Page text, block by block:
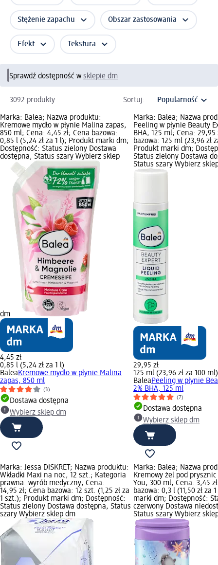
Stężenie zapachu Obszar zastosowania
Efekt Tekstura
Sprawdź dostępność w sklepie dm
3092 produkty Sortuj:
Marka: Balea; Nazwa produktu:
Kremowe mydło w płynie Malina zapas,
850 ml; Cena: 4,45 zł; Cena bazowa:
0,85 l (5,24 zł za 1 l); Produkt marki dm;
Dostępność: Status zielony Dostawa
dostępna, Status szary Wybierz sklep
dm
4,45 zł
0,85 l (5,24 zł za 1 l)
BaleaKremowe mydło w płynie Malina
zapas, 850 ml
(3)
Dostawa dostępna
Wybierz sklep dm
Marka: Balea; Nazwa
Peeling w płynie Beauty
BHA, 125 ml; Cena: 29,95
bazowa: 125 ml (23,96 zł
Produkt marki dm;
Status zielony Dostawa
Status szary Wybierz
29,95 zł
125 ml (23,96 zł za 100 ml)
BaleaPeeling w płynie
2% BHA, 125 ml
(7)
Dostawa dostępna
Wybierz sklep dm
Marka: Jessa DISKRET; Nazwa produktu:
Wkładki Maxi na noc, 12 szt.; Kategoria
prawna: wyrób medyczny; Cena:
14,95 zł; Cena bazowa: 12 szt. (1,25 zł za
1 szt.); Produkt marki dm; Dostępność:
Status zielony Dostawa dostępna, Status
szary Wybierz sklep dm
Marka: Balea; Nazwa
Kremowy żel pod prysznic
You, 300 ml; Cena: 3,45
bazowa: 0,3 l (11,50 zł za
marki dm; Dostępność:
czerwony Dostawa
Status szary Wybierz